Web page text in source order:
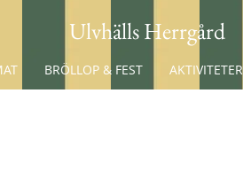
Ulvhälls Herrgård
BRÖLLOP & FEST AKTIVITETER